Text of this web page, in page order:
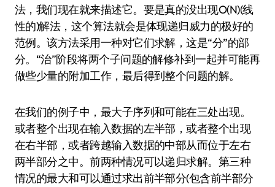
法，我们现在就来描述它。要是真的没出现O(N)(线
性的)解法，这个算法就会是体现递归威力的极好的
范例。该方法采用一种对它们求解，这是“分”的部
分。“治”阶段将两个子问题的解修补到一起并可能再
做些少量的附加工作，最后得到整个问题的解。
在我们的例子中，最大子序列和可能在三处出现。
或者整个出现在输入数据的左半部，或者整个出现
在右半部，或者跨越输入数据的中部从而位于左右
两半部分之中。前两种情况可以递归求解。第三种
情况的最大和可以通过求出前半部分(包含前半部分